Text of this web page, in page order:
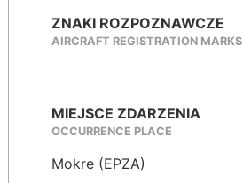
ZNAKI ROZPOZNAWCZE
AIRCRAFT REGISTRATION MARKS
MIEJSCE ZDARZENIA
OCCURRENCE PLACE
Mokre (EPZA)